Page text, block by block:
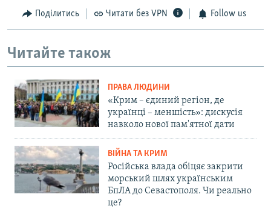
Поділитись Читати без VPN Follow us
Читайте також
ПРАВА ЛЮДИНИ
«Крим – єдиний регіон, де
українці – меншість»: дискусія
навколо нової пам'ятної дати
ВІЙНА ТА КРИМ
Російська влада обіцяє закрити
морський шлях українським
БпЛА до Севастополя. Чи реально
це?